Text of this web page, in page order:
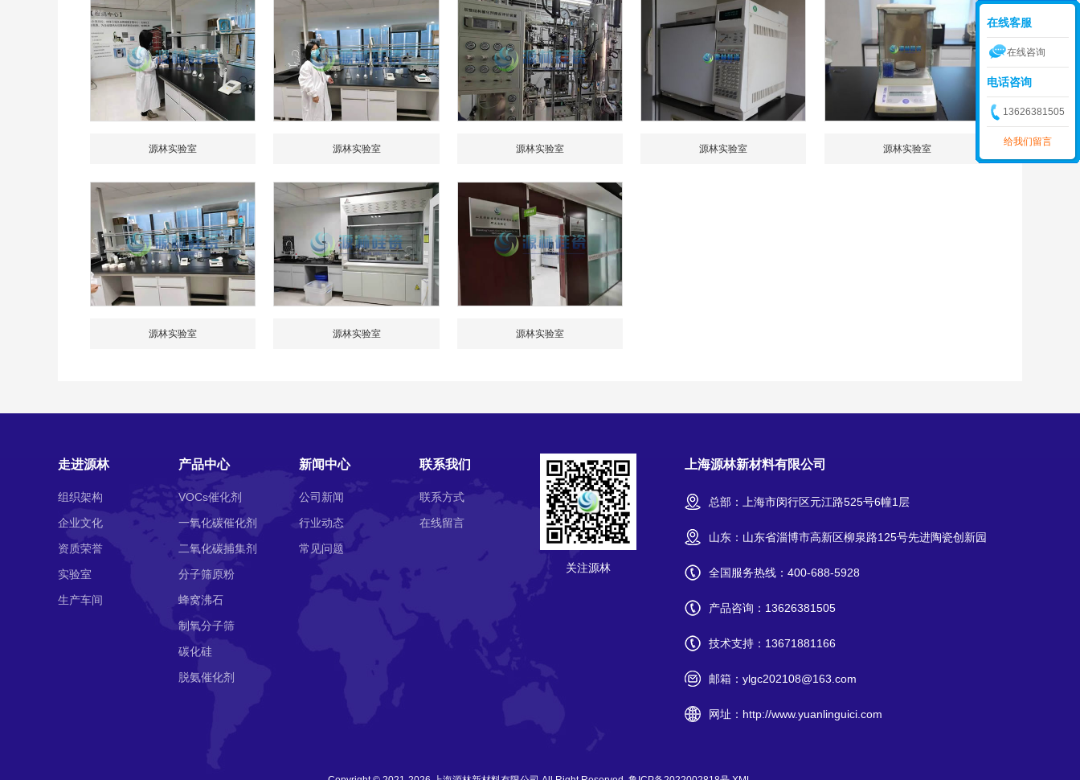
源林实验室 源林实验室 源林实验室 源林实验室 源林实验室
源林实验室 源林实验室 源林实验室
走进源林
组织架构
企业文化
资质荣誉
实验室
生产车间
产品中心
VOCs催化剂
一氧化碳催化剂
二氧化碳捕集剂
分子筛原粉
蜂窝沸石
制氧分子筛
碳化硅
脱氨催化剂
新闻中心
公司新闻
行业动态
常见问题
联系我们
联系方式
在线留言
关注源林
上海源林新材料有限公司
总部：上海市闵行区元江路525号6幢1层
山东：山东省淄博市高新区柳泉路125号先进陶瓷创新园
全国服务热线： 400-688-5928
产品咨询： 13626381505
技术支持： 13671881166
邮箱： ylgc202108@163.com
网址： http://www.yuanlinguici.com
在线客服
在线咨询
电话咨询
13626381505
给我们留言